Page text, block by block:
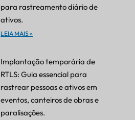
para rastreamento diário de
ativos.
LEIA MAIS »
Implantação temporária de
RTLS: Guia essencial para
rastrear pessoas e ativos em
eventos, canteiros de obras e
paralisações.